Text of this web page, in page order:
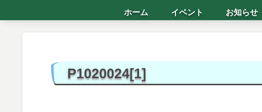
ホーム イベント お知らせ
P1020024[1]